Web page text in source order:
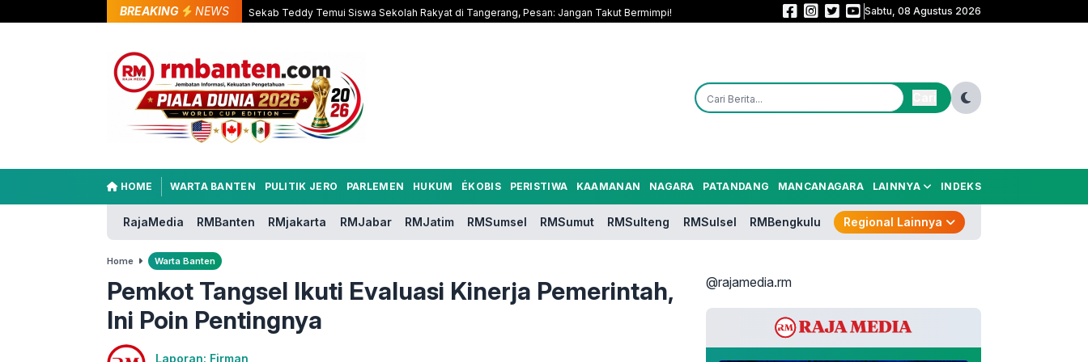
BREAKING NEWS Sekab Teddy Temui Siswa Sekolah Rakyat di Tangerang, Pesan: Jangan Takut Bermimpi! Sekolah Rakyat Rintisan Hadir di Curug, 400 Anak Jalanan Dibidik Kembali
Sabtu, 08 Agustus 2026
HOME WARTA BANTEN PULITIK JERO PARLEMEN HUKUM ÉKOBIS PERISTIWA KAAMANAN NAGARA PATANDANG MANCANAGARA LAINNYA INDEKS
RajaMedia RMBanten RMjakarta RMJabar RMJatim RMSumsel RMSumut RMSulteng RMSulsel RMBengkulu Regional Lainnya
Home Warta Banten
Pemkot Tangsel Ikuti Evaluasi Kinerja Pemerintah,
Ini Poin Pentingnya
Laporan: Firman
@rajamedia.rm